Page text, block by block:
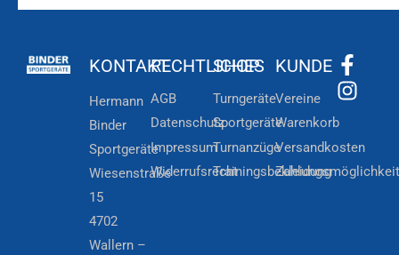
KONTAKT
Hermann
Binder
Sportgeräte
Wiesenstraße
15
4702
Wallern –
RECHTLICHES
AGB
Datenschutz
Impressum
Widerrufsrecht
SHOP
Turngeräte
Sportgeräte
Turnanzüge
Trainingsbekleidung
KUNDE
Vereine
Warenkorb
Versandkosten